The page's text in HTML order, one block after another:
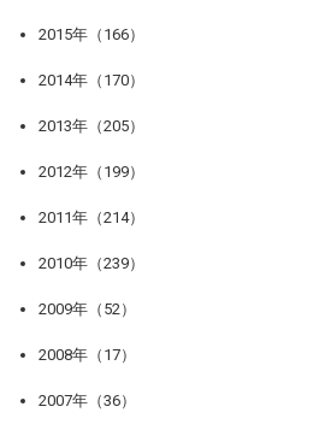
2015年（166）
2014年（170）
2013年（205）
2012年（199）
2011年（214）
2010年（239）
2009年（52）
2008年（17）
2007年（36）